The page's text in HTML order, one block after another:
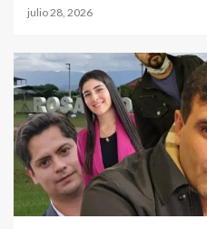
julio 28, 2026